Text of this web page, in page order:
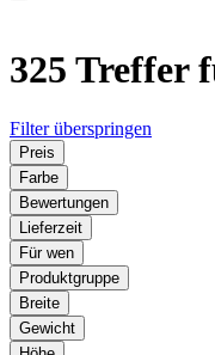
325 Treffer
Filter überspringen
Preis
Farbe
Bewertungen
Lieferzeit
Für wen
Produktgruppe
Breite
Gewicht